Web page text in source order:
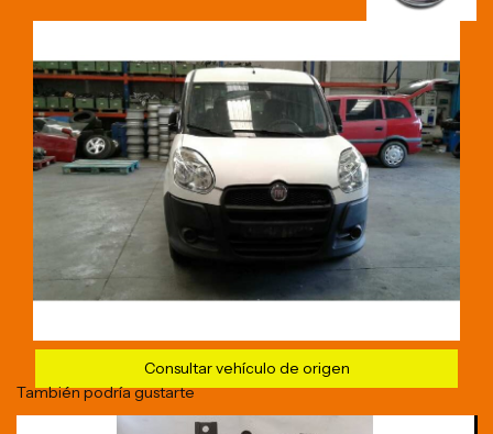
Consultar vehículo de origen
También podría gustarte